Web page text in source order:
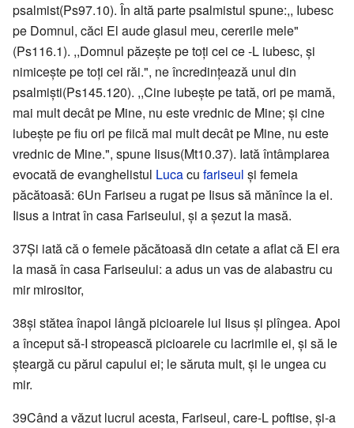
psalmist(Ps97.10). În altă parte psalmistul spune:,, Iubesc
pe Domnul, căci El aude glasul meu, cererile mele"
(Ps116.1). ,,Domnul păzeşte pe toţi cei ce -L iubesc, şi
nimiceşte pe toţi cei răi.", ne încredinţează unul din
psalmişti(Ps145.120). ,,Cine iubeşte pe tată, ori pe mamă,
mai mult decât pe Mine, nu este vrednic de Mine; şi cine
iubeşte pe fiu ori pe fiică mai mult decât pe Mine, nu este
vrednic de Mine.", spune Iisus(Mt10.37). Iată întâmplarea
evocată de evanghelistul Lucacu fariseul şi femeia
păcătoasă: 6Un Fariseu a rugat pe Iisus să mănînce la el.
Iisus a intrat în casa Fariseului, şi a şezut la masă.
37Şi iată că o femeie păcătoasă din cetate a aflat că El era
la masă în casa Fariseului: a adus un vas de alabastru cu
mir mirositor,
38şi stătea înapoi lângă picioarele lui Iisus şi plîngea. Apoi
a început să-I stropească picioarele cu lacrimile ei, şi să le
şteargă cu părul capului ei; le săruta mult, şi le ungea cu
mir.
39Când a văzut lucrul acesta, Fariseul, care-L poftise, şi-a